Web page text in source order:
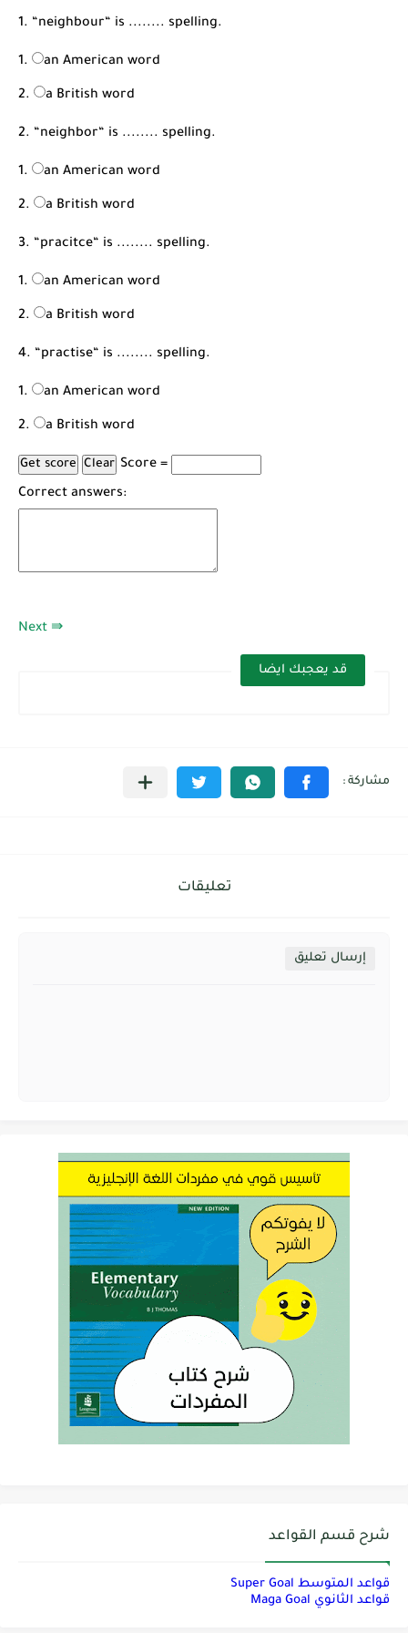
1. “neighbour“ is ........ spelling.
an American word
a British word
2. “neighbor“ is ........ spelling.
an American word
a British word
3. “pracitce“ is ........ spelling.
an American word
a British word
4. “practise“ is ........ spelling.
an American word
a British word
Score =
Correct answers:
Next ⇛
قد يعجبك ايضا
تعليقات
إرسال تعليق
شرح قسم القواعد
قواعد المتوسط Super Goal
قواعد الثانوي Maga Goal